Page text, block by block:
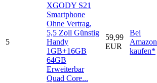
5
XGODY S21
Smartphone
Ohne Vertrag,
5,5 Zoll Günstig
Handy
1GB+16GB
64GB
Erweiterbar
Quad Core...
59,99
EUR
Bei
Amazon
kaufen*